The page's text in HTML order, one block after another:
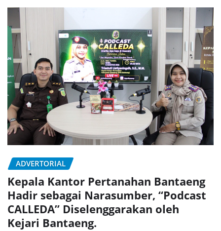
ADVERTORIAL
Kepala Kantor Pertanahan Bantaeng
Hadir sebagai Narasumber, “Podcast
CALLEDA” Diselenggarakan oleh
Kejari Bantaeng.